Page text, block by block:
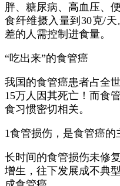
胖、糖尿病、高血压、
食纤维摄入量到30克/
差的人需控制进食量。
“吃出来”的食管癌
我国的食管癌患者占全
15万人因其死亡！而食
食习惯密切相关。
1食管损伤，是食管癌的
长时间的食管损伤未修
增生，往下发展成不典